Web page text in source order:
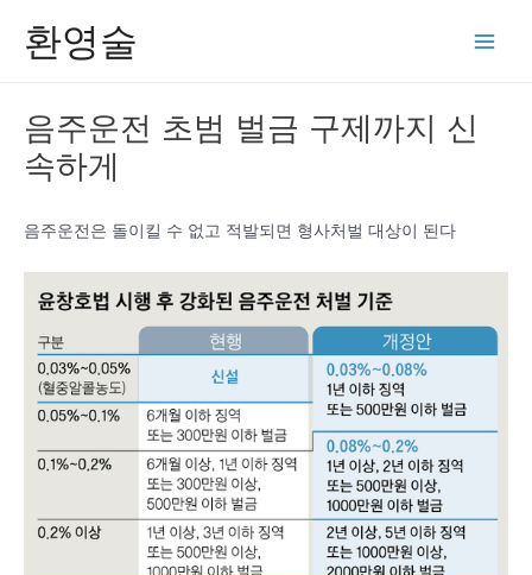
환영술
음주운전 초범 벌금 구제까지 신
속하게
음주운전은 돌이킬 수 없고 적발되면 형사처벌 대상이 된다